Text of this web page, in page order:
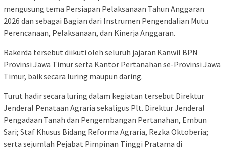
mengusung tema Persiapan Pelaksanaan Tahun Anggaran
2026 dan sebagai Bagian dari Instrumen Pengendalian Mutu
Perencanaan, Pelaksanaan, dan Kinerja Anggaran.
Rakerda tersebut diikuti oleh seluruh jajaran Kanwil BPN
Provinsi Jawa Timur serta Kantor Pertanahan se-Provinsi Jawa
Timur, baik secara luring maupun daring.
Turut hadir secara luring dalam kegiatan tersebut Direktur
Jenderal Penataan Agraria sekaligus Plt. Direktur Jenderal
Pengadaan Tanah dan Pengembangan Pertanahan, Embun
Sari; Staf Khusus Bidang Reforma Agraria, Rezka Oktoberia;
serta sejumlah Pejabat Pimpinan Tinggi Pratama di